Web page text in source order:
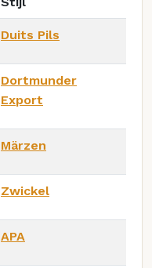
Duits Pils
Dortmunder
Export
Märzen
Zwickel
APA